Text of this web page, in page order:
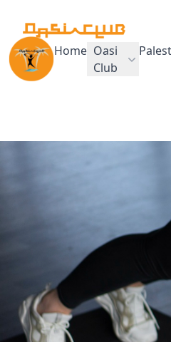
Home Oasi
Club